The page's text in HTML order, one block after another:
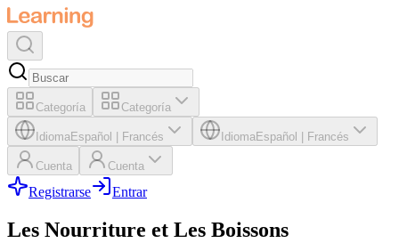
Categoría Categoría
IdiomaEspañol Francés IdiomaEspañol Francés
Cuenta Cuenta
Registrarse Entrar
Les Nourriture et Les Boissons